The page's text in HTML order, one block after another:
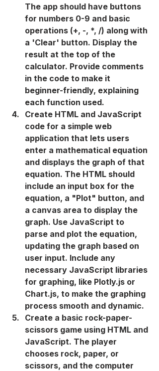
The app should have buttons
for numbers 0-9 and basic
operations (+, -, *, /) along with
a 'Clear' button. Display the
result at the top of the
calculator. Provide comments
in the code to make it
beginner-friendly, explaining
each function used.
Create HTML and JavaScript
code for a simple web
application that lets users
enter a mathematical equation
and displays the graph of that
equation. The HTML should
include an input box for the
equation, a "Plot" button, and
a canvas area to display the
graph. Use JavaScript to
parse and plot the equation,
updating the graph based on
user input. Include any
necessary JavaScript libraries
for graphing, like Plotly.js or
Chart.js, to make the graphing
process smooth and dynamic.
Create a basic rock-paper-
scissors game using HTML and
JavaScript. The player
chooses rock, paper, or
scissors, and the computer